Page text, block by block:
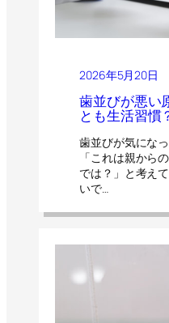
2026年5月20日
歯並びが悪い
とも生活習慣
歯並びが気にな
「これは親から
では？」と考え
いで…